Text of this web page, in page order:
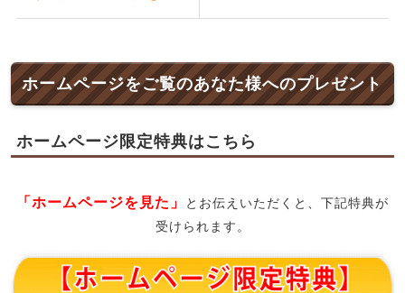
ホームページをご覧のあなた様へのプレゼント
ホームページ限定特典はこちら
「ホームページを見た」
とお伝えいただくと、下記特典が
受けられます。